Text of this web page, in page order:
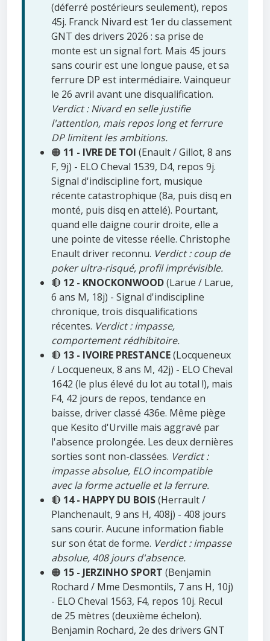
(déferré postérieurs seulement), repos
45j. Franck Nivard est 1er du classement
GNT des drivers 2026 : sa prise de
monte est un signal fort. Mais 45 jours
sans courir est une longue pause, et sa
ferrure DP est intermédiaire. Vainqueur
le 26 avril avant une disqualification.
Verdict : Nivard en selle justifie
l'attention, mais repos long et ferrure
DP limitent les ambitions.
🟠 11 - IVRE DE TOI (Enault / Gillot, 8 ans
F, 9j) - ELO Cheval 1539, D4, repos 9j.
Signal d'indiscipline fort, musique
récente catastrophique (8a, puis disq en
monté, puis disq en attelé). Pourtant,
quand elle daigne courir droite, elle a
une pointe de vitesse réelle. Christophe
Enault driver reconnu. Verdict : coup de
poker ultra-risqué, profil imprévisible.
🔴 12 - KNOCKONWOOD(Larue / Larue,
6 ans M, 18j) - Signal d'indiscipline
chronique, trois disqualifications
récentes. Verdict : impasse,
comportement rédhibitoire.
🔴 13 - IVOIRE PRESTANCE(Locqueneux
/ Locqueneux, 8 ans M, 42j) - ELO Cheval
1642 (le plus élevé du lot au total !), mais
F4, 42 jours de repos, tendance en
baisse, driver classé 436e. Même piège
que Kesito d'Urville mais aggravé par
l'absence prolongée. Les deux dernières
sorties sont non-classées. Verdict :
impasse absolue, ELO incompatible
avec la forme actuelle et la ferrure.
🔴 14 - HAPPY DU BOIS(Herrault /
Planchenault, 9 ans H, 408j) - 408 jours
sans courir. Aucune information fiable
sur son état de forme. Verdict : impasse
absolue, 408 jours d'absence.
🟠 15 - JERZINHO SPORT (Benjamin
Rochard / Mme Desmontils, 7 ans H, 10j)
- ELO Cheval 1563, F4, repos 10j. Recul
de 25 mètres (deuxième échelon).
Benjamin Rochard, 2e des drivers GNT